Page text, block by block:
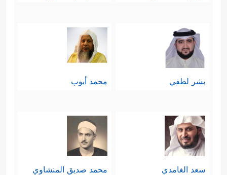
بشر لطفي محمد أيوب
سعد الغامدي محمد صديق المنشاوي